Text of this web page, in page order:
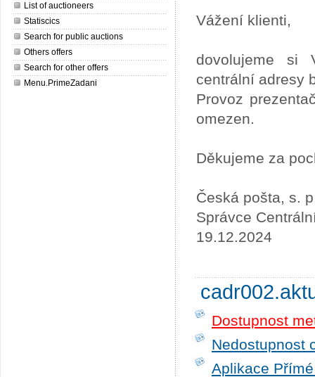
List of auctioneers
Statiscics
Search for public auctions
Others offers
Search for other offers
Menu.PrimeZadani
Vážení klienti,
dovolujeme si
centrální adresy
Provoz
omezen.
Děkujeme za
Česká pošta, s.
Správce
19.12.2024
Dostupnost
Nedostupnost
Aplikace